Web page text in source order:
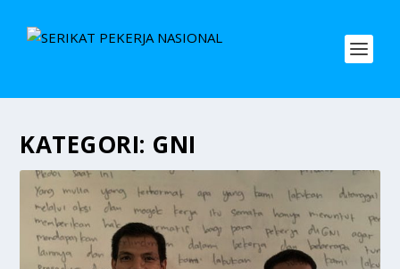
KATEGORI: GNI